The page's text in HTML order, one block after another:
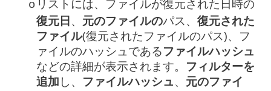
o リストには、ファイルが復元された日時の
復元日、 元のファイルのパス、 復元された
ファイル(復元されたファイルのパス)、フ
ァイルのハッシュであるファイルハッシュ
などの詳細が表示されます。 フィルターを
追加 し、 ファイルハッシュ、 元のファイ